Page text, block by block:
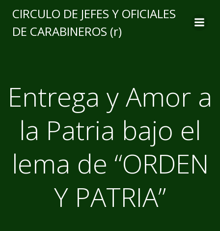
CIRCULO DE JEFES Y OFICIALES
DE CARABINEROS (r)
Entrega y Amor a
la Patria bajo el
lema de “ORDEN
Y PATRIA”